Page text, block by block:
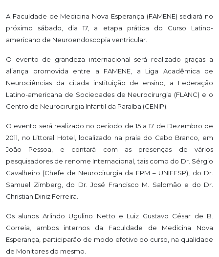
A Faculdade de Medicina Nova Esperança (FAMENE) sediará no
próximo sábado , dia 17, a etapa prática do Curso Latino-
americano de Neuroendoscopia ventricular.
O evento de grandeza internacional será realizado graças a
aliança promovida entre a FAMENE, a Liga Acadêmica de
Neurociências da citada instituição de ensino, a Federação
Latino-americana de Sociedades de Neurocirurgia (FLANC) e o
Centro de Neurocirurgia Infantil da Paraíba (CENIP).
O evento será realizado no período de 15 a 17 de Dezembro de
2011, no Littoral Hotel, localizado na praia do Cabo Branco, em
João Pessoa, e contará com as presenças de vários
pesquisadores de renome Internacional, tais como do Dr. Sérgio
Cavalheiro (Chefe de Neurocirurgia da EPM – UNIFESP), do Dr.
Samuel Zimberg, do Dr. José Francisco M. Salomão e do Dr.
Christian Diniz Ferreira.
Os alunos Arlindo Ugulino Netto e Luiz Gustavo César de B.
Correia, ambos internos da Faculdade de Medicina Nova
Esperança, participarão de modo efetivo do curso, na qualidade
de Monitores do mesmo.